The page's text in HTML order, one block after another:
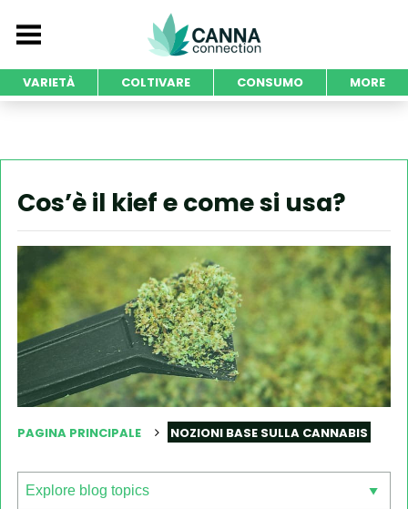
VARIETÀ COLTIVARE CONSUMO MORE
Cos’è il kief e come si usa?
PAGINA PRINCIPALE NOZIONI BASE SULLA CANNABIS